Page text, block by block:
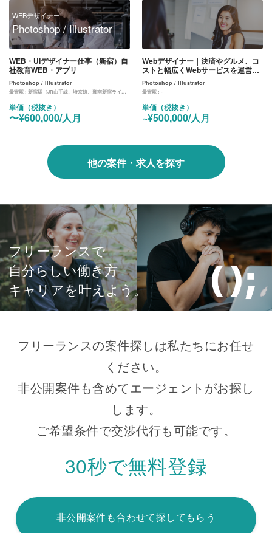
WEBデザイナー
Photoshop / Illustrator
WEB・UIデザイナー仕事（新宿）自
社教育WEB・アプリ
Photoshop / Illustrator
最寄駅 : 新宿駅（JR山手線、埼京線、湘南新宿ライン、中央線）、都庁前駅（大江戸線）
単価（税抜き）
〜¥600,000/人月
Webデザイナー｜決済やグルメ、コ
ストと幅広くWebサービスを運営し
ている企業のデザイン業務
Photoshop / Illustrator
最寄駅 :-
単価（税抜き）
~¥500,000/人月
他の案件・求人を探す
フリーランスで
自分らしい働き方
キャリアを叶えよう。
フリーランスの案件探しは私たちにお任せ
ください。
非公開案件も含めてエージェントがお探し
します。
ご希望条件で交渉代行も可能です。
30秒で無料登録
非公開案件も合わせて探してもらう